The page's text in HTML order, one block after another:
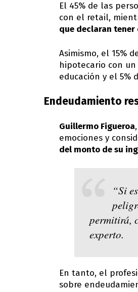
El 45% de las
con el retail,
que declaran tener
Asimismo, el 15%
hipotecario con un
educación y el 5%
Endeudamiento
Guillermo Figueroa
emociones y
del monto de su
“Si
permitirá,
experto.
En tanto, el
sobre